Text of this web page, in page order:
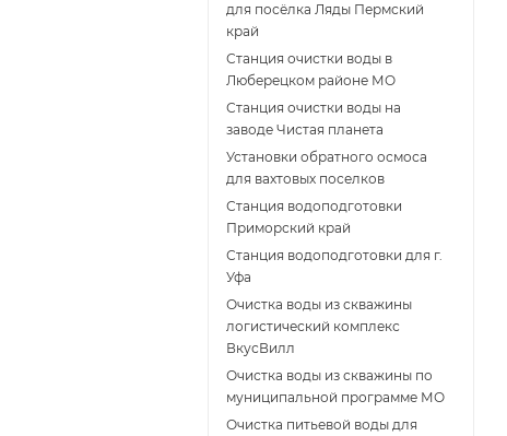
для посёлка Ляды Пермский
край
Станция очистки воды в
Люберецком районе МО
Станция очистки воды на
заводе Чистая планета
Установки обратного осмоса
для вахтовых поселков
Станция водоподготовки
Приморский край
Станция водоподготовки для г.
Уфа
Очистка воды из скважины
логистический комплекс
ВкусВилл
Очистка воды из скважины по
муниципальной программе МО
Очистка питьевой воды для